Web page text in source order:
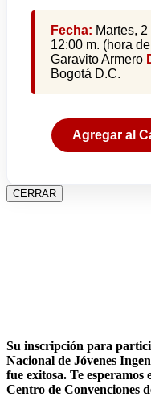
Fecha: Martes,
12:00 m. (hora
Garavito Armero
Bogotá D.C.
Agregar al
CERRAR
Su inscripción para
Nacional de Jóvenes
fue exitosa. Te esperamos
Centro de Convenciones